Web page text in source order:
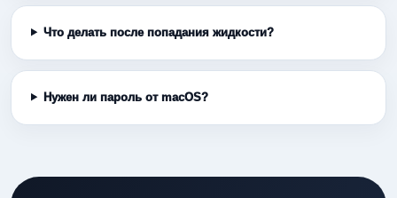
Что делать после попадания жидкости?
Нужен ли пароль от macOS?